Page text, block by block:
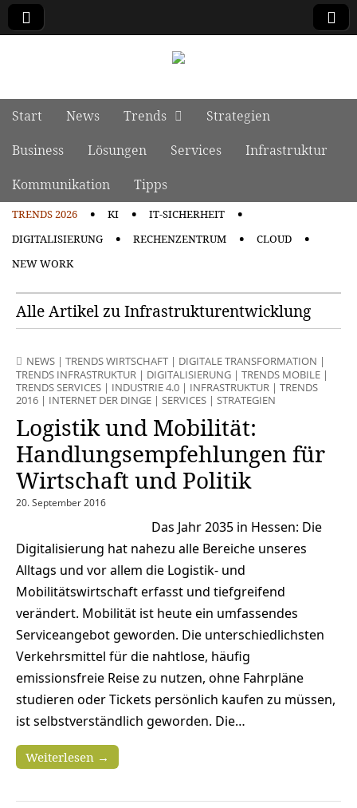
Main menu
Skip to content
Start News Trends
Strategien
Business
Lösungen Services
Infrastruktur
Kommunikation
Tipps
TRENDS 2026 KI
IT-SICHERHEIT
DIGITALISIERUNG
RECHENZENTRUM
CLOUD
NEW WORK
Alle Artikel zu Infrastrukturentwicklung
NEWS | TRENDS WIRTSCHAFT | DIGITALE TRANSFORMATION |
TRENDS INFRASTRUKTUR | DIGITALISIERUNG | TRENDS MOBILE |
TRENDS SERVICES | INDUSTRIE 4.0 | INFRASTRUKTUR | TRENDS
2016 | INTERNET DER DINGE | SERVICES | STRATEGIEN
Logistik und Mobilität:
Handlungsempfehlungen für
Wirtschaft und Politik
20. September 2016
Das Jahr 2035 in Hessen: Die
Digitalisierung hat nahezu alle Bereiche unseres
Alltags und vor allem die Logistik- und
Mobilitätswirtschaft erfasst und tiefgreifend
verändert. Mobilität ist heute ein umfassendes
Serviceangebot geworden. Die unterschiedlichsten
Verkehrsmittel für die nahtlose, häufig
emissionsfreie Reise zu nutzen, ohne Fahrpläne
studieren oder Tickets persönlich kaufen zu müssen,
ist selbstverständlich geworden. Die…
Weiterlesen →